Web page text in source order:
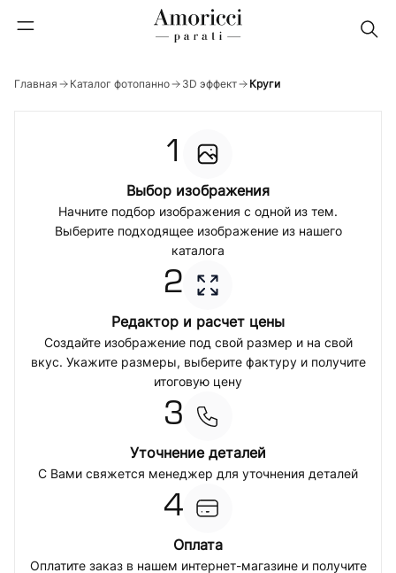
Главная Каталог фотопанно 3D эффект Круги
1
Выбор изображения
Начните подбор изображения с одной из тем.
Выберите подходящее изображение из нашего
каталога
2
Редактор и расчет цены
Создайте изображение под свой размер и на свой
вкус. Укажите размеры, выберите фактуру и получите
итоговую цену
3
Уточнение деталей
С Вами свяжется менеджер для уточнения деталей
4
Оплата
Оплатите заказ в нашем интернет-магазине и получите